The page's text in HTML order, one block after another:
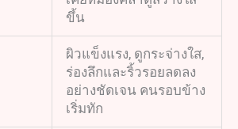
ขึ้น
ผิวแข็งแรง, ดูกระจ่างใส,
ร่องลึกและริ้วรอยลดลง
อย่างชัดเจน คนรอบข้าง
เริ่มทัก